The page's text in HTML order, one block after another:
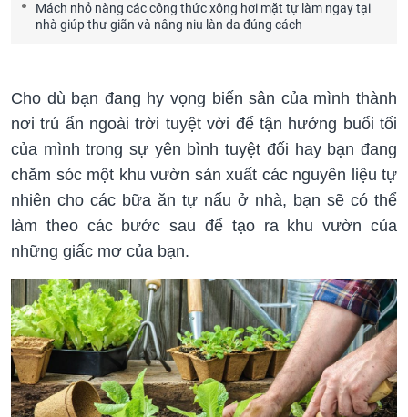
Mách nhỏ nàng các công thức xông hơi mặt tự làm ngay tại
nhà giúp thư giãn và nâng niu làn da đúng cách
Cho dù bạn đang hy vọng biến sân của mình thành
nơi trú ẩn ngoài trời tuyệt vời để tận hưởng buổi tối
của mình trong sự yên bình tuyệt đối hay bạn đang
chăm sóc một khu vườn sản xuất các nguyên liệu tự
nhiên cho các bữa ăn tự nấu ở nhà, bạn sẽ có thể
làm theo các bước sau để tạo ra khu vườn của
những giấc mơ của bạn.